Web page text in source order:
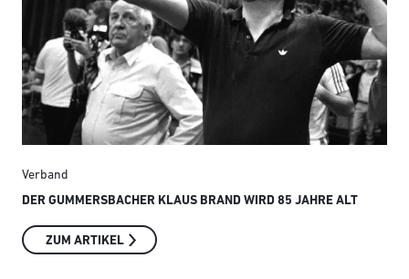
Verband
DER GUMMERSBACHER KLAUS BRAND WIRD 85 JAHRE ALT
ZUM ARTIKEL